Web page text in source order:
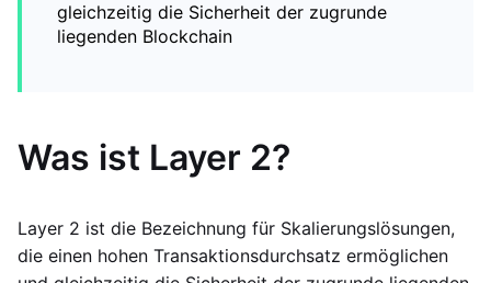
gleichzeitig die Sicherheit der zugrunde
liegenden Blockchain
Was ist Layer 2?
Layer 2 ist die Bezeichnung für Skalierungslösungen,
die einen hohen Transaktionsdurchsatz ermöglichen